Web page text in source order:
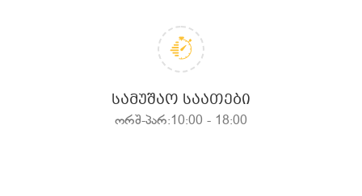
ᲡᲐᲛᲣᲨᲐᲝ ᲡᲐᲐᲗᲔᲑᲘ
ორშ-პარ:10:00 - 18:00